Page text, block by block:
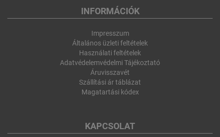
INFORMÁCIÓK
Impresszum
Általános üzleti feltételek
Használati feltételek
Adatvédelemvédelmi Tájékoztató
Áruvisszavét
Szállítási ár táblázat
Magatartási kódex
KAPCSOLAT